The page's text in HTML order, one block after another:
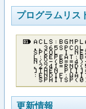
プログラムリス
Ａ​Ｃ​Ｌ​Ｓ​：​Ｂ​Ｇ​Ｍ​Ｐ​
．​，​３​６​５​Ｓ​Ｐ​Ｃ​Ｏ​
Ｓ​Ｐ​Ｃ​Ｏ​Ｌ​ ​Ｉ​ ​Ｎ​Ｅ​
Ｌ​：​Ｒ​Ｅ​Ｐ​Ｅ​Ａ​Ｔ​：​
Ｎ​（​Ｘ​－​（​Ｂ​＝​＝​４​
，​２​２​４​Ｉ​＝​Ｒ​Ｎ​Ｄ​
］​Ｔ​Ｈ​Ｅ​Ｎ​ ​Ｐ​［​Ｉ​］​
：​Ｅ​Ｎ​Ｄ​Ｉ​Ｆ​：​Ｗ​Ａ​
Ｓ​Ｐ​Ｈ​Ｉ​Ｔ​Ｓ​Ｐ​（​
更新情報